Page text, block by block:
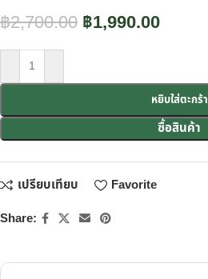
฿2,700.00 ฿1,990.00
หยิบใส่ตะกร้า
ซื้อสินค้า
เปรียบเทียบ
Favorite
Share: